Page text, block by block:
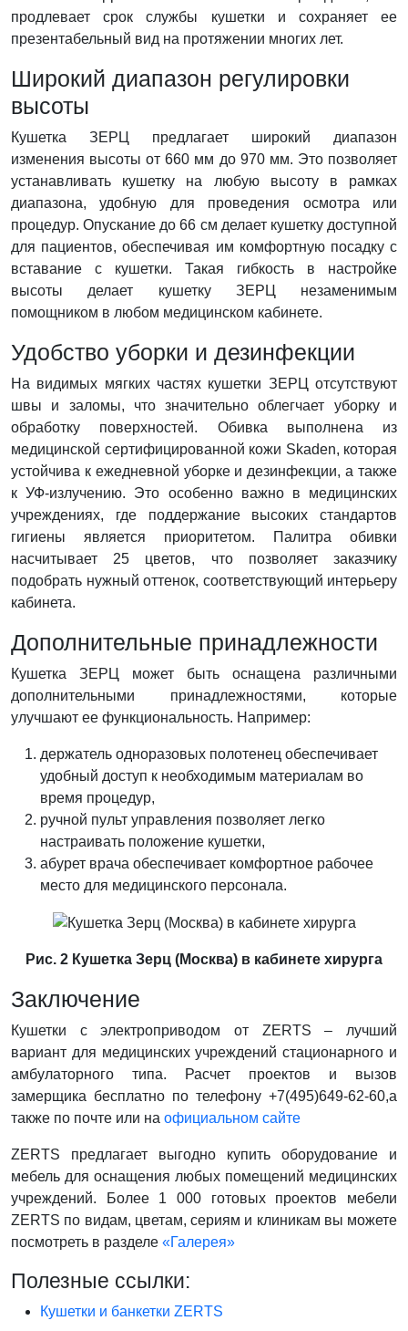
продлевает срок службы кушетки и сохраняет ее
презентабельный вид на протяжении многих лет.
Широкий диапазон регулировки
высоты
Кушетка ЗЕРЦ предлагает широкий диапазон
изменения высоты от 660 мм до 970 мм. Это позволяет
устанавливать кушетку на любую высоту в рамках
диапазона, удобную для проведения осмотра или
процедур. Опускание до 66 см делает кушетку доступной
для пациентов, обеспечивая им комфортную посадку с
вставание с кушетки. Такая гибкость в настройке
высоты делает кушетку ЗЕРЦ незаменимым
помощником в любом медицинском кабинете.
Удобство уборки и дезинфекции
На видимых мягких частях кушетки ЗЕРЦ отсутствуют
швы и заломы, что значительно облегчает уборку и
обработку поверхностей. Обивка выполнена из
медицинской сертифицированной кожи Skaden, которая
устойчива к ежедневной уборке и дезинфекции, а также
к УФ-излучению. Это особенно важно в медицинских
учреждениях, где поддержание высоких стандартов
гигиены является приоритетом. Палитра обивки
насчитывает 25 цветов, что позволяет заказчику
подобрать нужный оттенок, соответствующий интерьеру
кабинета.
Дополнительные принадлежности
Кушетка ЗЕРЦ может быть оснащена различными
дополнительными принадлежностями, которые
улучшают ее функциональность. Например:
держатель одноразовых полотенец обеспечивает
удобный доступ к необходимым материалам во
время процедур,
ручной пульт управления позволяет легко
настраивать положение кушетки,
абурет врача обеспечивает комфортное рабочее
место для медицинского персонала.
Рис. 2 Кушетка Зерц (Москва) в кабинете хирурга
Заключение
Кушетки с электроприводом от ZERTS – лучший
вариант для медицинских учреждений стационарного и
амбулаторного типа. Расчет проектов и вызов
замерщика бесплатно по телефону +7(495)649-62-60,а
также по почте или на официальном сайте
ZERTS предлагает выгодно купить оборудование и
мебель для оснащения любых помещений медицинских
учреждений. Более 1 000 готовых проектов мебели
ZERTS по видам, цветам, сериям и клиникам вы можете
посмотреть в разделе «Галерея»
Полезные ссылки:
Кушетки и банкетки ZERTS